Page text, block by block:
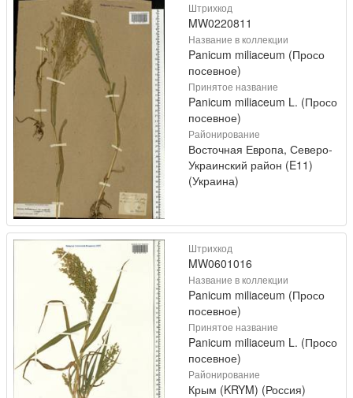
Штрихкод
MW0220811
Название в коллекции
Panicum miliaceum (Просо
посевное)
Принятое название
Panicum miliaceum L. (Просо
посевное)
Районирование
Восточная Европа, Северо-
Украинский район (E11)
(Украина)
Штрихкод
MW0601016
Название в коллекции
Panicum miliaceum (Просо
посевное)
Принятое название
Panicum miliaceum L. (Просо
посевное)
Районирование
Крым (KRYM) (Россия)